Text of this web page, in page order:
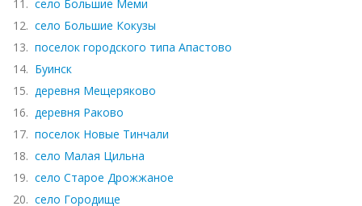
11. село Большие Меми
12. село Большие Кокузы
13. поселок городского типа Апастово
14. Буинск
15. деревня Мещеряково
16. деревня Раково
17. поселок Новые Тинчали
18. село Малая Цильна
19. село Старое Дрожжаное
20. село Городище